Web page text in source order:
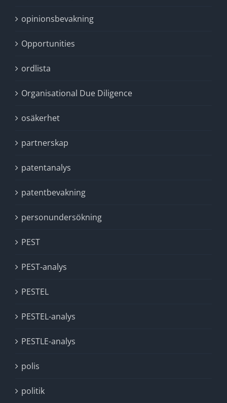
opinionsbevakning
Opportunities
ordlista
Organisational Due Diligence
osäkerhet
partnerskap
patentanalys
patentbevakning
personundersökning
PEST
PEST-analys
PESTEL
PESTEL-analys
PESTLE-analys
polis
politik